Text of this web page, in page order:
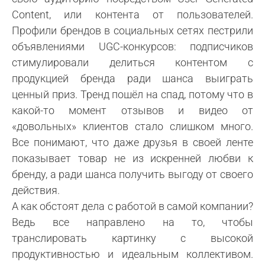
Content, или контента от пользователей.
Профили брендов в социальных сетях пестрили
объявлениями UGC-конкурсов: подписчиков
стимулировали делиться контентом с
продукцией бренда ради шанса выиграть
ценный приз. Тренд пошёл на спад, потому что в
какой-то момент отзывов и видео от
«довольных» клиентов стало слишком много.
Все понимают, что даже друзья в своей ленте
показывает товар не из искренней любви к
бренду, а ради шанса получить выгоду от своего
действия.
А как обстоят дела с работой в самой компании?
Ведь все направлено на то, чтобы
транслировать картинку с высокой
продуктивностью и идеальным коллективом.